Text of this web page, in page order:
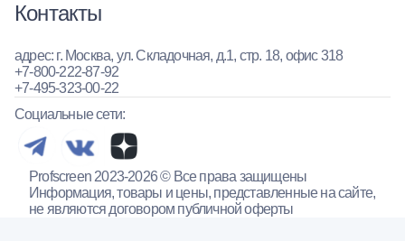
Контакты
адрес: г. Москва, ул. Складочная, д.1, стр. 18, офис 318
+7-800-222-87-92
+7-495-323-00-22
Социальные сети:
Profscreen 2023-2026 © Все права защищены
Информация, товары и цены, представленные на сайте,
не являются договором публичной оферты